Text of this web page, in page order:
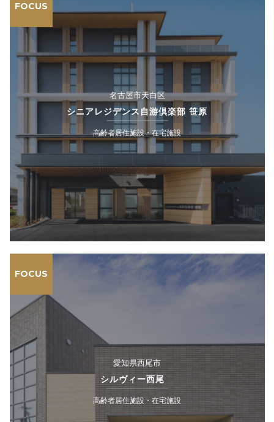
FOCUS
名古屋市天白区
シニアレジデンス自游倶楽部 笹原
高齢者居住施設・在宅施設
FOCUS
愛知県西尾市
シルヴィー西尾
高齢者居住施設・在宅施設